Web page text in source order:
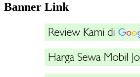
Banner Link